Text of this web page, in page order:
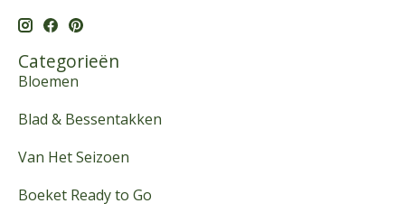
Categorieën
Bloemen
Blad & Bessentakken
Van Het Seizoen
Boeket Ready to Go